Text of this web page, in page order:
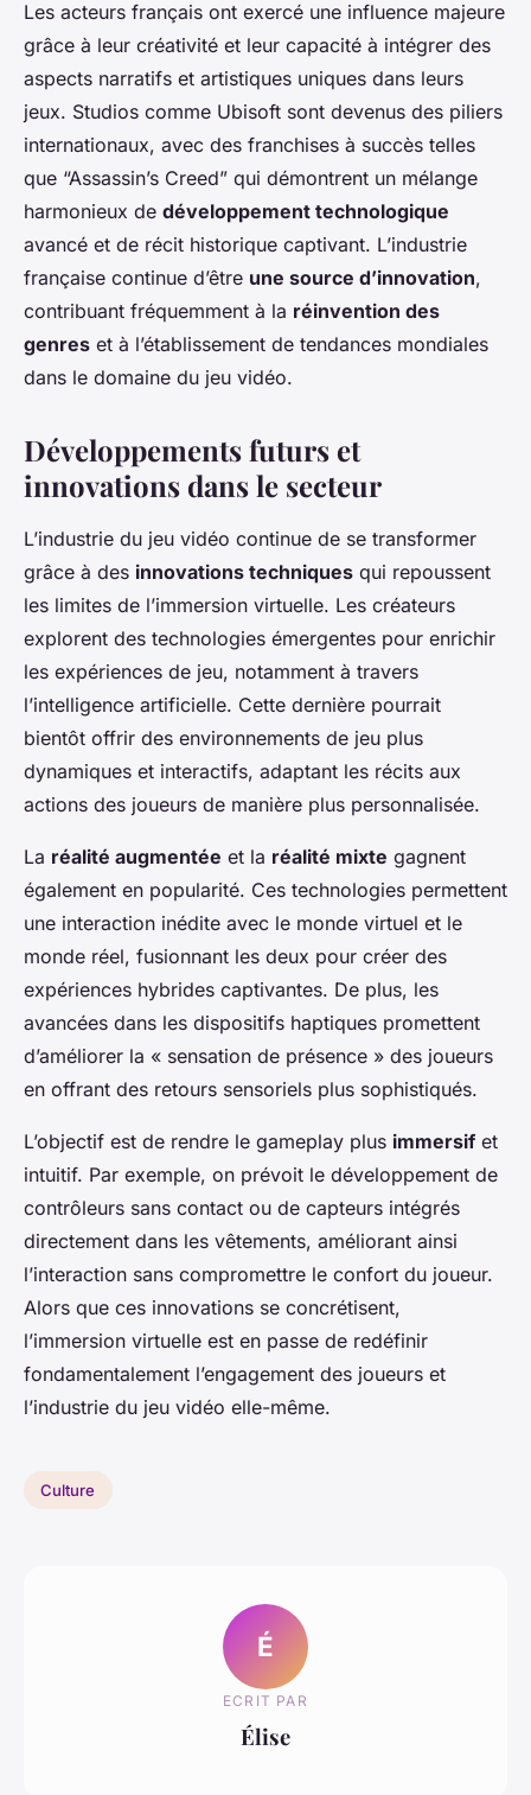
Les acteurs français ont exercé une influence majeure
grâce à leur créativité et leur capacité à intégrer des
aspects narratifs et artistiques uniques dans leurs
jeux. Studios comme Ubisoft sont devenus des piliers
internationaux, avec des franchises à succès telles
que “Assassin’s Creed” qui démontrent un mélange
harmonieux de développement technologique
avancé et de récit historique captivant. L’industrie
française continue d’être une source d’innovation,
contribuant fréquemment à la réinvention des
genres et à l’établissement de tendances mondiales
dans le domaine du jeu vidéo.
Développements futurs et
innovations dans le secteur
L’industrie du jeu vidéo continue de se transformer
grâce à des innovations techniques qui repoussent
les limites de l’immersion virtuelle. Les créateurs
explorent des technologies émergentes pour enrichir
les expériences de jeu, notamment à travers
l’intelligence artificielle. Cette dernière pourrait
bientôt offrir des environnements de jeu plus
dynamiques et interactifs, adaptant les récits aux
actions des joueurs de manière plus personnalisée.
La réalité augmentée et la réalité mixte gagnent
également en popularité. Ces technologies permettent
une interaction inédite avec le monde virtuel et le
monde réel, fusionnant les deux pour créer des
expériences hybrides captivantes. De plus, les
avancées dans les dispositifs haptiques promettent
d’améliorer la « sensation de présence » des joueurs
en offrant des retours sensoriels plus sophistiqués.
L’objectif est de rendre le gameplay plus immersif et
intuitif. Par exemple, on prévoit le développement de
contrôleurs sans contact ou de capteurs intégrés
directement dans les vêtements, améliorant ainsi
l’interaction sans compromettre le confort du joueur.
Alors que ces innovations se concrétisent,
l’immersion virtuelle est en passe de redéfinir
fondamentalement l’engagement des joueurs et
l’industrie du jeu vidéo elle-même.
Culture
É
ECRIT PAR
Élise